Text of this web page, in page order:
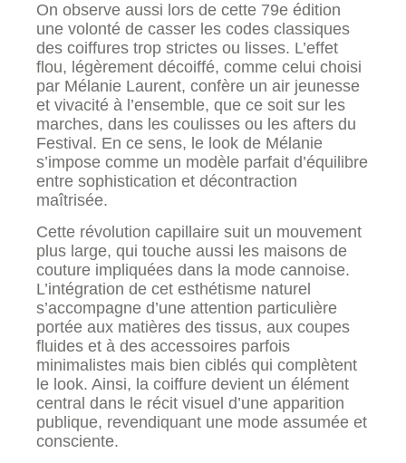
On observe aussi lors de cette 79e édition
une volonté de casser les codes classiques
des coiffures trop strictes ou lisses. L’effet
flou, légèrement décoiffé, comme celui choisi
par Mélanie Laurent, confère un air jeunesse
et vivacité à l’ensemble, que ce soit sur les
marches, dans les coulisses ou les afters du
Festival. En ce sens, le look de Mélanie
s’impose comme un modèle parfait d’équilibre
entre sophistication et décontraction
maîtrisée.
Cette révolution capillaire suit un mouvement
plus large, qui touche aussi les maisons de
couture impliquées dans la mode cannoise.
L’intégration de cet esthétisme naturel
s’accompagne d’une attention particulière
portée aux matières des tissus, aux coupes
fluides et à des accessoires parfois
minimalistes mais bien ciblés qui complètent
le look. Ainsi, la coiffure devient un élément
central dans le récit visuel d’une apparition
publique, revendiquant une mode assumée et
consciente.